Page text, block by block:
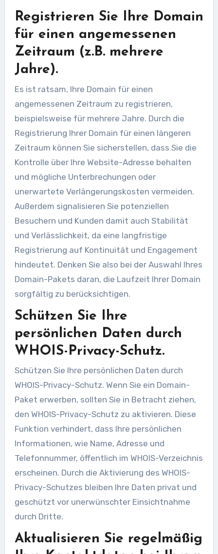
Registrieren Sie Ihre Domain
für einen angemessenen
Zeitraum (z.B. mehrere
Jahre).
Es ist ratsam, Ihre Domain für einen
angemessenen Zeitraum zu registrieren,
beispielsweise für mehrere Jahre. Durch die
Registrierung Ihrer Domain für einen längeren
Zeitraum können Sie sicherstellen, dass Sie die
Kontrolle über Ihre Website-Adresse behalten
und mögliche Unterbrechungen oder
unerwartete Verlängerungskosten vermeiden.
Außerdem signalisieren Sie potenziellen
Besuchern und Kunden damit auch Stabilität
und Verlässlichkeit, da eine langfristige
Registrierung auf Kontinuität und Engagement
hindeutet. Denken Sie also bei der Auswahl Ihres
Domain-Pakets daran, die Laufzeit Ihrer Domain
sorgfältig zu berücksichtigen.
Schützen Sie Ihre
persönlichen Daten durch
WHOIS-Privacy-Schutz.
Schützen Sie Ihre persönlichen Daten durch
WHOIS-Privacy-Schutz. Wenn Sie ein Domain-
Paket erwerben, sollten Sie in Betracht ziehen,
den WHOIS-Privacy-Schutz zu aktivieren. Diese
Funktion verhindert, dass Ihre persönlichen
Informationen, wie Name, Adresse und
Telefonnummer, öffentlich im WHOIS-Verzeichnis
erscheinen. Durch die Aktivierung des WHOIS-
Privacy-Schutzes bleiben Ihre Daten privat und
geschützt vor unerwünschter Einsichtnahme
durch Dritte.
Aktualisieren Sie regelmäßig